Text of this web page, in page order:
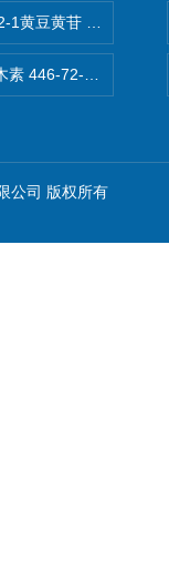
1黄豆黄苷 40246-10-
素 446-72-0
公司 版权所有